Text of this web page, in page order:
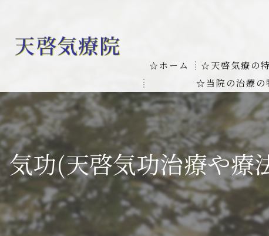
☆ホーム ☆天啓気療の
お客様の質問に
天啓気療に関
本物の気功師に
気功治療や療法
☆当院の治療の
線維筋痛症
線維筋痛症が天啓気療によ
難病の疾患
難病治療に革命チャクラ覚
肝臓の疾患
気功(天啓気功治療や療